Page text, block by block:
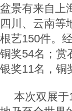
盆景有来自上
四川、云南等
根艺150件。
铜奖54名；赏
银奖11名，铜
本次双展